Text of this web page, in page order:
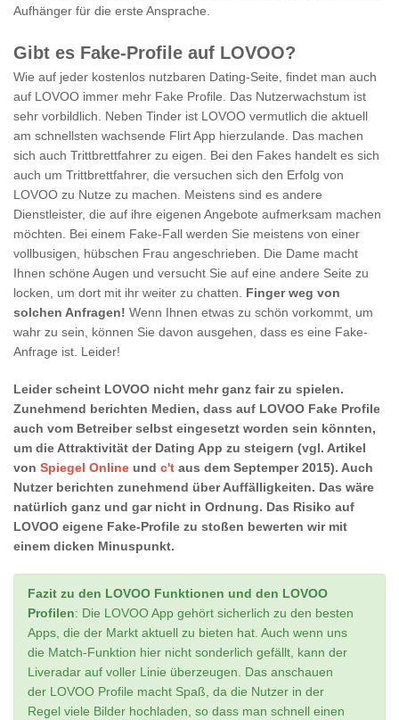
Aufhänger für die erste Ansprache.
Gibt es Fake-Profile auf LOVOO?
Wie auf jeder kostenlos nutzbaren Dating-Seite, findet man auch
auf LOVOO immer mehr Fake Profile. Das Nutzerwachstum ist
sehr vorbildlich. Neben Tinder ist LOVOO vermutlich die aktuell
am schnellsten wachsende Flirt App hierzulande. Das machen
sich auch Trittbrettfahrer zu eigen. Bei den Fakes handelt es sich
auch um Trittbrettfahrer, die versuchen sich den Erfolg von
LOVOO zu Nutze zu machen. Meistens sind es andere
Dienstleister, die auf ihre eigenen Angebote aufmerksam machen
möchten. Bei einem Fake-Fall werden Sie meistens von einer
vollbusigen, hübschen Frau angeschrieben. Die Dame macht
Ihnen schöne Augen und versucht Sie auf eine andere Seite zu
locken, um dort mit ihr weiter zu chatten. Finger weg von
solchen Anfragen! Wenn Ihnen etwas zu schön vorkommt, um
wahr zu sein, können Sie davon ausgehen, dass es eine Fake-
Anfrage ist. Leider!
Leider scheint LOVOO nicht mehr ganz fair zu spielen.
Zunehmend berichten Medien, dass auf LOVOO Fake Profile
auch vom Betreiber selbst eingesetzt worden sein könnten,
um die Attraktivität der Dating App zu steigern (vgl. Artikel
von Spiegel Online und c't aus dem Septemper 2015). Auch
Nutzer berichten zunehmend über Auffälligkeiten. Das wäre
natürlich ganz und gar nicht in Ordnung. Das Risiko auf
LOVOO eigene Fake-Profile zu stoßen bewerten wir mit
einem dicken Minuspunkt.
Fazit zu den LOVOO Funktionen und den LOVOO
Profilen: Die LOVOO App gehört sicherlich zu den besten
Apps, die der Markt aktuell zu bieten hat. Auch wenn uns
die Match-Funktion hier nicht sonderlich gefällt, kann der
Liveradar auf voller Linie überzeugen. Das anschauen
der LOVOO Profile macht Spaß, da die Nutzer in der
Regel viele Bilder hochladen, so dass man schnell einen